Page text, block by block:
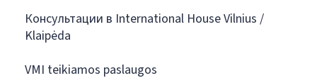
Консультации в International House Vilnius /
Klaipėda
VMI teikiamos paslaugos